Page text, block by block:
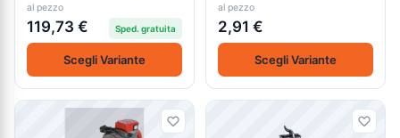
al pezzo
119,73 € Sped. gratuita
Scegli Variante
al pezzo
2,91 €
Scegli Variante